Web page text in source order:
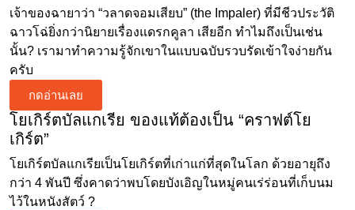
เจ้าของฉายาว่า “วลาดจอมเสียบ” (the Impaler) ที่มีชีวประวัติ
ฉาวโฉ่ยิ่งกว่านิยายเรื่องแดรกคูลา เสียอีก ทำไมถึงเป็นเช่น
นั้น? เรามาทำความรู้จักเขาในแบบฉบับรวบรัดเข้าใจง่ายกัน
ครับ
กดอ่านเลย
โยเกิร์ตบัลแกเรีย ของแท้ต้องเป็น “คราฟต์โย
เกิร์ต”
โยเกิร์ตบัลแกเรียเป็นโยเกิร์ตที่เก่าแก่ที่สุดในโลก ด้วยอายุถึง
กว่า 4 พันปี ซึ่งคาดว่าพบโดยบังเอิญในหมู่คนเร่ร่อนที่เก็บนม
ไว้ในหนังสัตว์ ?